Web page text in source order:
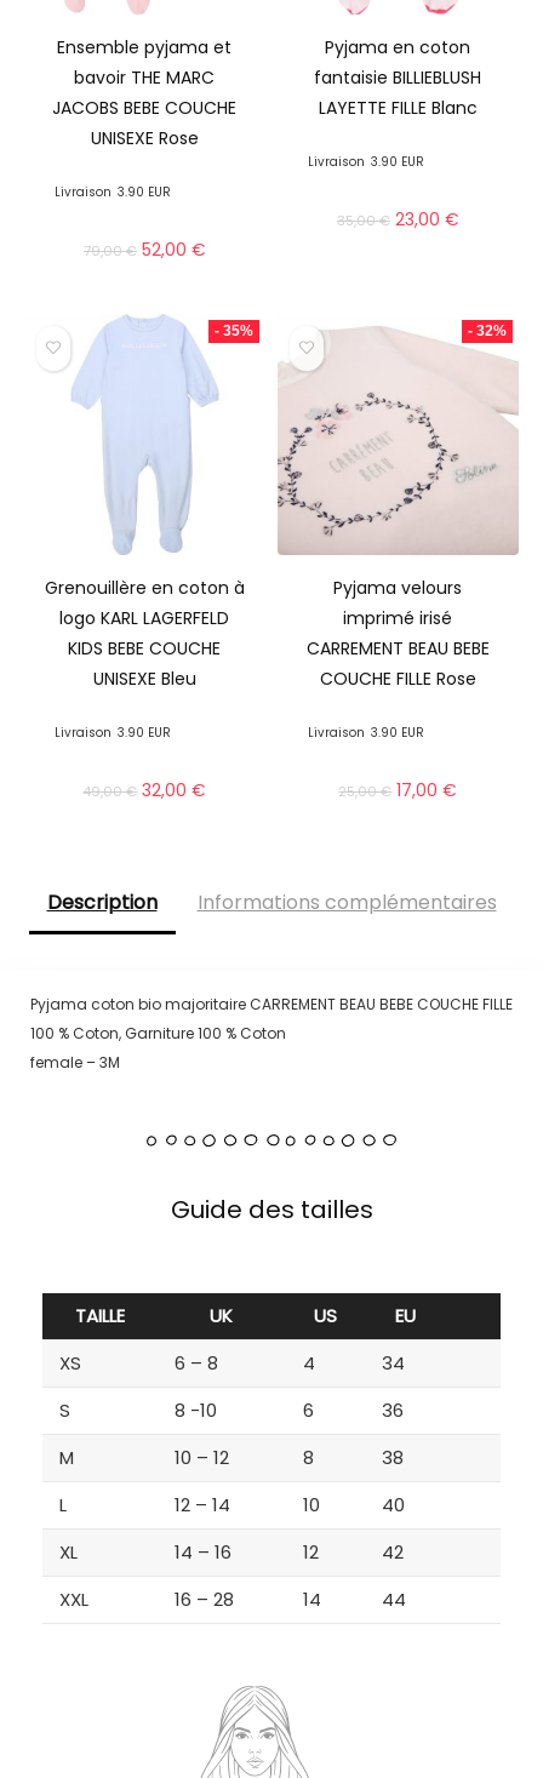
Ensemble pyjama et
bavoir THE MARC
JACOBS BEBE COUCHE
UNISEXE Rose
Livraison 3.90 EUR
79,00€ 52,00 €
Pyjama en coton
fantaisie BILLIEBLUSH
LAYETTE FILLE Blanc
Livraison 3.90 EUR
35,00€ 23,00 €
- 35%
Grenouillère en coton à
logo KARL LAGERFELD
KIDS BEBE COUCHE
UNISEXE Bleu
Livraison 3.90 EUR
49,00€ 32,00€
- 32%
Pyjama velours
imprimé irisé
CARREMENT BEAU BEBE
COUCHE FILLE Rose
Livraison 3.90 EUR
25,00€ 17,00€
Description Informations complémentaires
Pyjama coton bio majoritaire CARREMENT BEAU BEBE COUCHE FILLE
100 % Coton, Garniture 100 % Coton
female – 3M
Guide des tailles
TAILLE UK US
EU
XS
6 – 8 4
34
S
8 -10 6
36
M
10 – 12 8
38
L
12 – 14 10
40
XL
14 – 16 12
42
XXL
16 – 28 14 44